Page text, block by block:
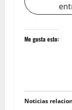
Me gusta esto:
Noticias